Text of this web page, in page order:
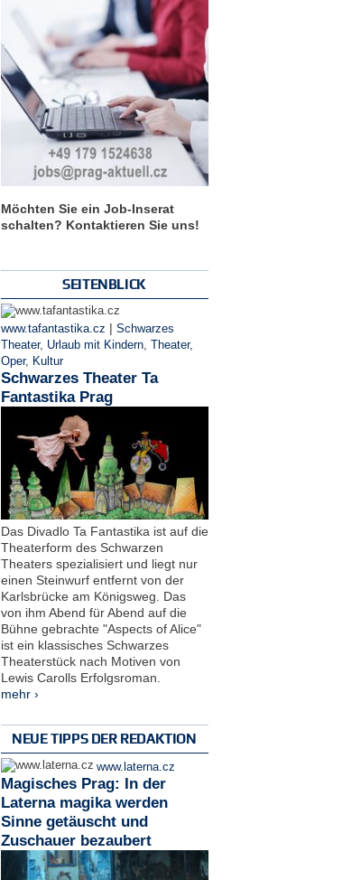
Möchten Sie ein Job-Inserat
schalten? Kontaktieren Sie uns!
SEITENBLICK
www.tafantastika.cz | Schwarzes
Theater, Urlaub mit Kindern, Theater,
Oper, Kultur
Schwarzes Theater Ta
Fantastika Prag
Das Divadlo Ta Fantastika ist auf die
Theaterform des Schwarzen
Theaters spezialisiert und liegt nur
einen Steinwurf entfernt von der
Karlsbrücke am Königsweg. Das
von ihm Abend für Abend auf die
Bühne gebrachte "Aspects of Alice"
ist ein klassisches Schwarzes
Theaterstück nach Motiven von
Lewis Carolls Erfolgsroman.
mehr ›
NEUE TIPPS DER REDAKTION
www.laterna.cz
Magisches Prag: In der
Laterna magika werden
Sinne getäuscht und
Zuschauer bezaubert